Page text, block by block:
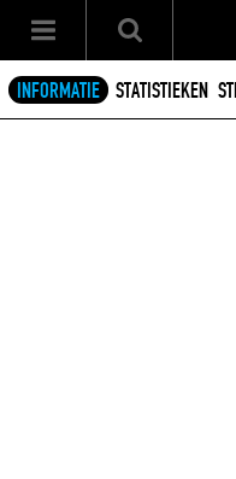
INFORMATIE STATISTIEKEN